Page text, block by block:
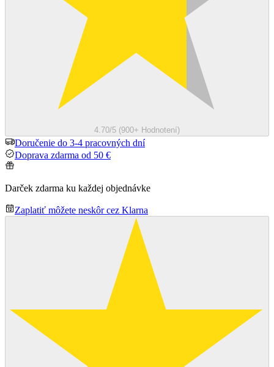
4.70/5 (900+ Hodnotení)
Doručenie do 3-4 pracovných dní
Doprava zdarma od 50 €
Darček zdarma ku každej objednávke
Zaplatiť môžete neskôr cez Klarna